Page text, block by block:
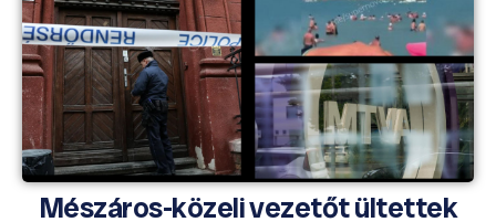
Mészáros-közeli vezetőt ültettek